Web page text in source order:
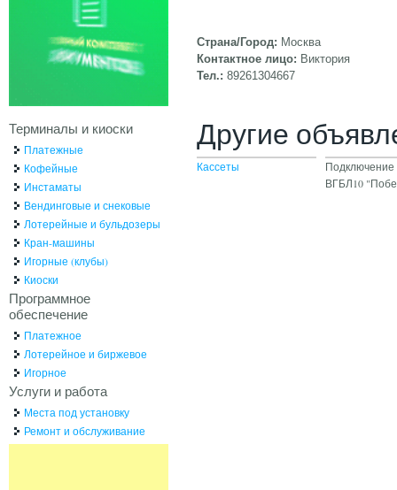
Страна/Город: Москва
Контактное лицо: Виктория
Тел.: 89261304667
Другие
Кассеты
Подключение
ВГБЛ10
Терминалы и киоски
Платежные
Кофейные
Инстаматы
Вендинговые и снековые
Лотерейные и бульдозеры
Кран-машины
Игорные (клубы)
Киоски
Программное
обеспечение
Платежное
Лотерейное и биржевое
Игорное
Услуги и работа
Места под установку
Ремонт и обслуживание